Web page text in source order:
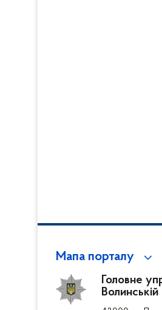
Мапа порталу
Головне
Волинській